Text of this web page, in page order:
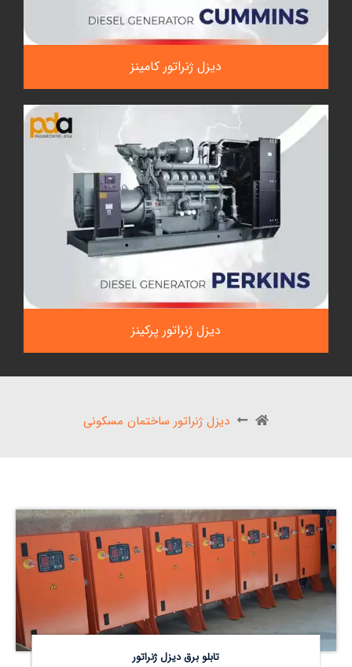
دیزل ژنراتور کامینز
دیزل ژنراتور پرکینز
دیزل ژنراتور ساختمان مسکونی
تابلو برق دیزل ژنراتور